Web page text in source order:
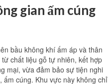
gian ấm cúng
bầu không khí ấm áp và thân
chất liệu gỗ tự nhiên, kết hợp
mại, vừa đảm bảo sự tiện nghi
ấm cúng. Khu vực này không chỉ